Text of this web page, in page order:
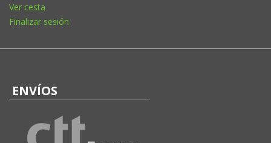
Ver cesta
Finalizar sesión
ENVÍOS